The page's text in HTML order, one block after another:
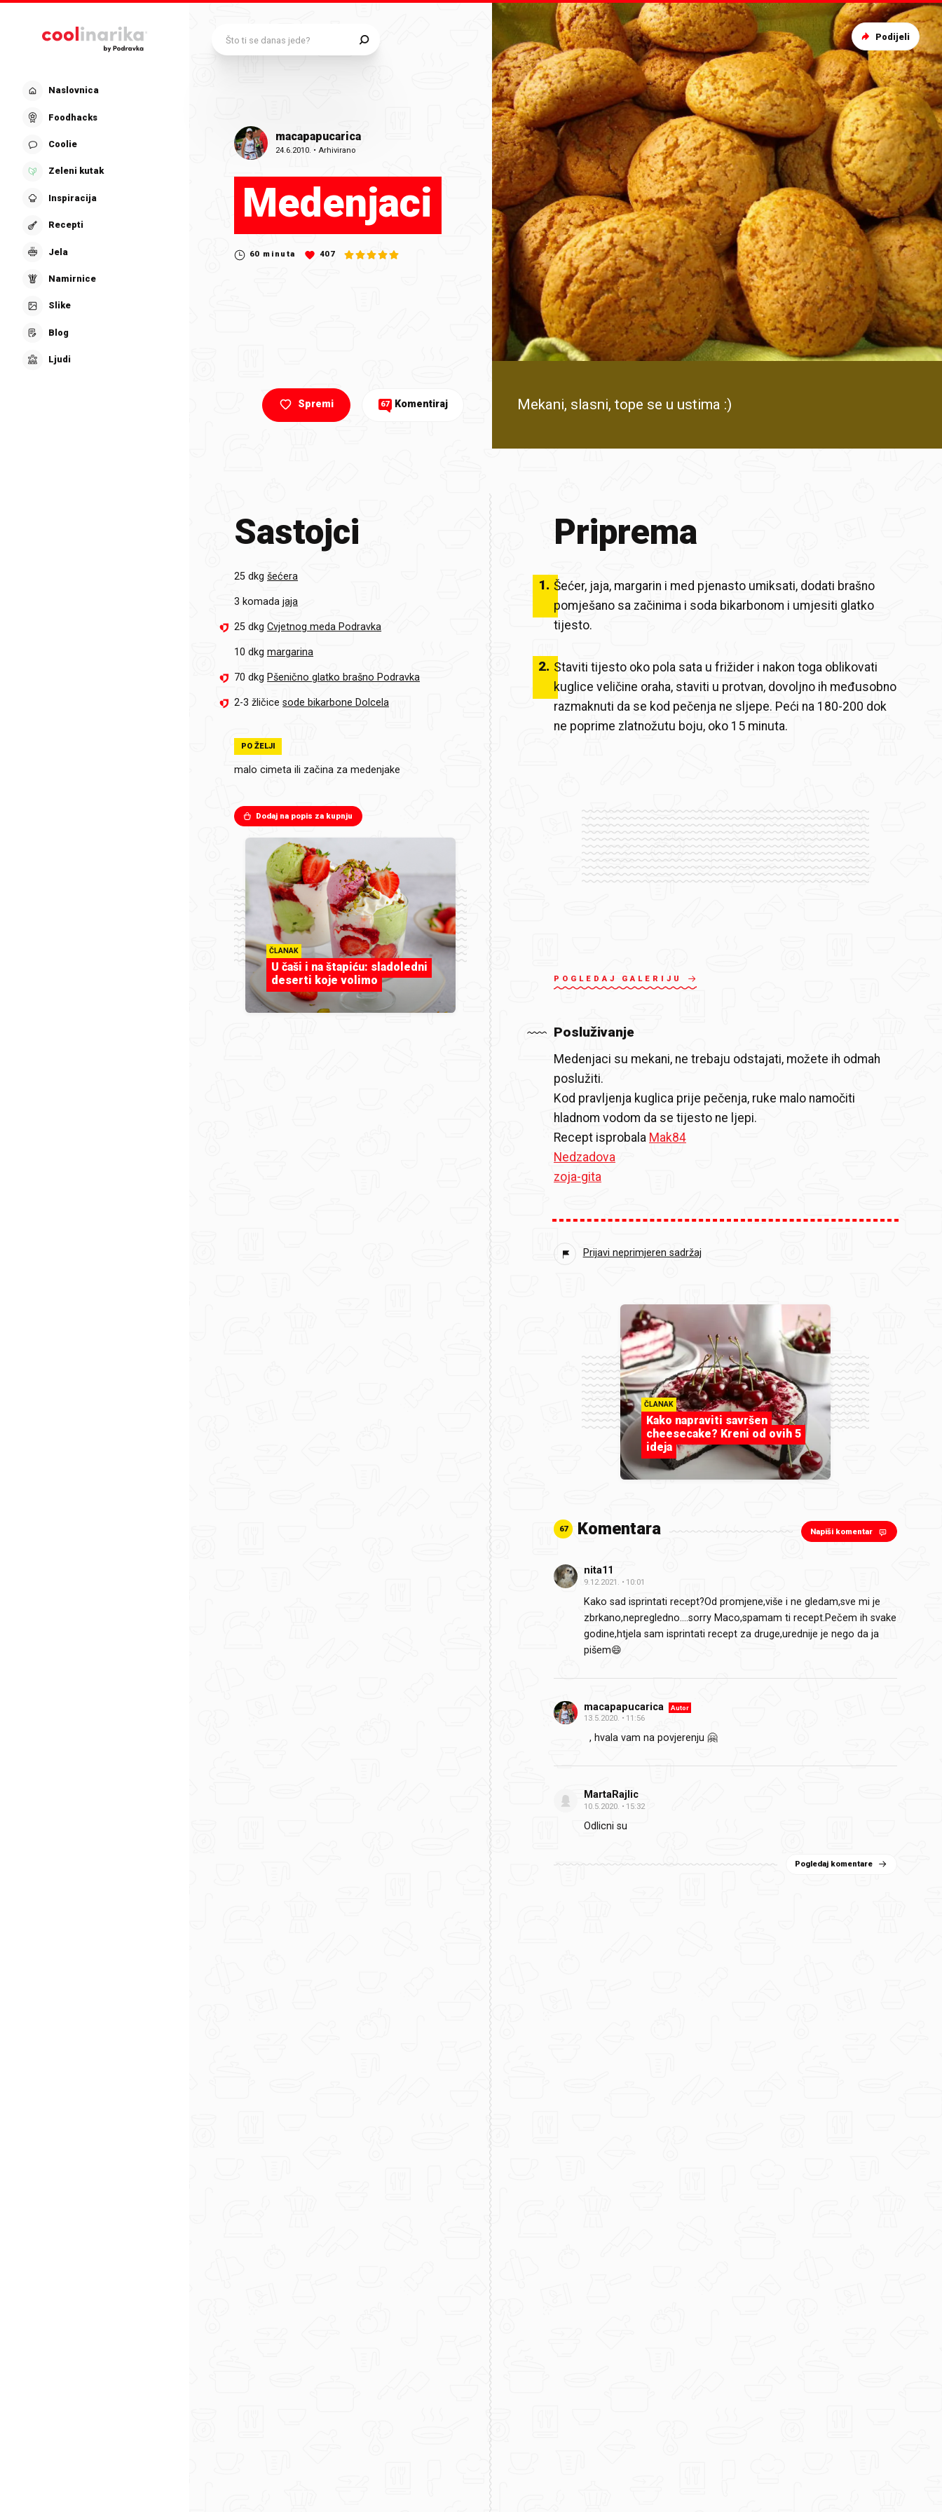
Naslovnica
Foodhacks
Coolie
Zeleni kutak
Inspiracija
Recepti
Jela
Namirnice
Slike
Blog
Ljudi
macapapucarica
24.6.2010. •Arhivirano
Medenjaci
60 minuta 407
Mekani, slasni, tope se u ustima :)
Spremi 67 Komentiraj
Podijeli
Sastojci
25 dkg šećera
3 komada jaja
25 dkg Cvjetnog meda Podravka
10 dkg margarina
70 dkg Pšenično glatko brašno Podravka
2-3 žličice sode bikarbone Dolcela
PO ŽELJI
malo cimeta ili začina za medenjake
Dodaj na popis za kupnju
ČLANAK
U čaši i na štapiću: sladoledni
deserti koje volimo
Priprema
1. Šećer, jaja, margarin i med pjenasto umiksati, dodati brašno
pomješano sa začinima i soda bikarbonom i umjesiti glatko
tijesto.
2. Staviti tijesto oko pola sata u frižider i nakon toga oblikovati
kuglice veličine oraha, staviti u protvan, dovoljno ih međusobno
razmaknuti da se kod pečenja ne sljepe. Peći na 180-200 dok
ne poprime zlatnožutu boju, oko 15 minuta.
POGLEDAJ GALERIJU
Posluživanje
Medenjaci su mekani, ne trebaju odstajati, možete ih odmah
poslužiti.
Kod pravljenja kuglica prije pečenja, ruke malo namočiti
hladnom vodom da se tijesto ne ljepi.
Recept isprobala Mak84
Nedzadova
zoja-gita
Prijavi neprimjeren sadržaj
ČLANAK
Kako napraviti savršen
cheesecake? Kreni od ovih 5
ideja
67 Komentara Napiši komentar
nita11
9.12.2021. 10:01
Kako sad isprintati recept?Od promjene,više i ne gledam,sve mi je
zbrkano,nepregledno....sorry Maco,spamam ti recept.Pečem ih svake
godine,htjela sam isprintati recept za druge,urednije je nego da ja
pišem😄
macapapucarica Autor
13.5.2020. 11:56
, hvala vam na povjerenju 🤗
MartaRajlic
10.5.2020. 15:32
Odlicni su
Pogledaj komentare
Što ti se danas jede?